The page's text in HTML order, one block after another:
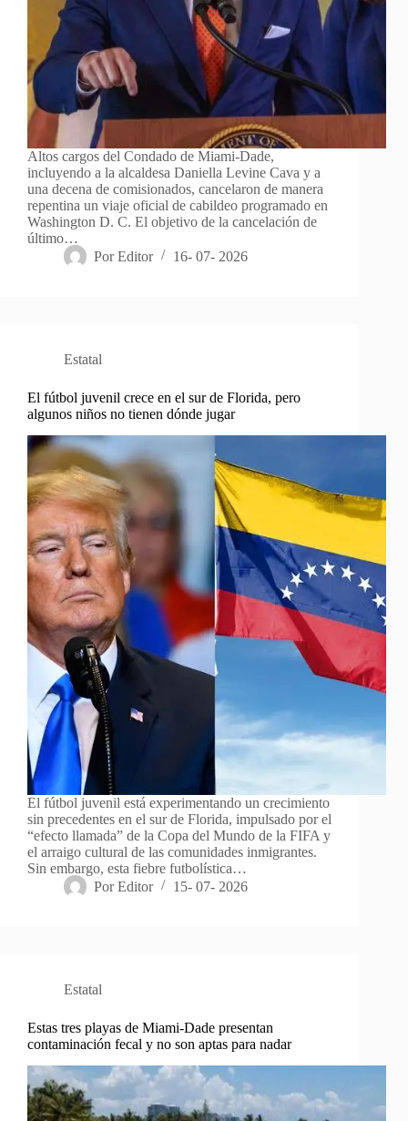
Altos cargos del Condado de Miami-Dade,
incluyendo a la alcaldesa Daniella Levine Cava y a
una decena de comisionados, cancelaron de manera
repentina un viaje oficial de cabildeo programado en
Washington D. C. El objetivo de la cancelación de
último…
Por Editor 16- 07- 2026
Estatal
El fútbol juvenil crece en el sur de Florida, pero
algunos niños no tienen dónde jugar
El fútbol juvenil está experimentando un crecimiento
sin precedentes en el sur de Florida, impulsado por el
“efecto llamada” de la Copa del Mundo de la FIFA y
el arraigo cultural de las comunidades inmigrantes.
Sin embargo, esta fiebre futbolística…
Por Editor 15- 07- 2026
Estatal
Estas tres playas de Miami-Dade presentan
contaminación fecal y no son aptas para nadar